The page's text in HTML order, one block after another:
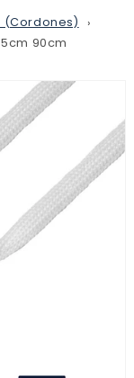
(Cordones)
90cm